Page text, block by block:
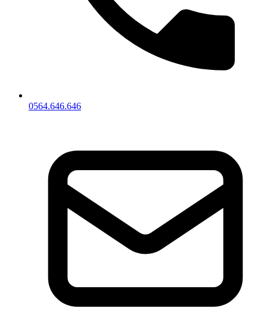
0564.646.646